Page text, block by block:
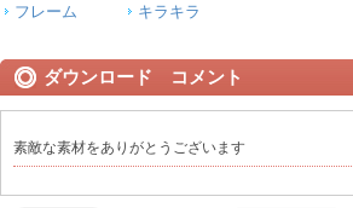
フレーム キラキラ
ダウンロード コメント
素敵な素材をありがとうございます